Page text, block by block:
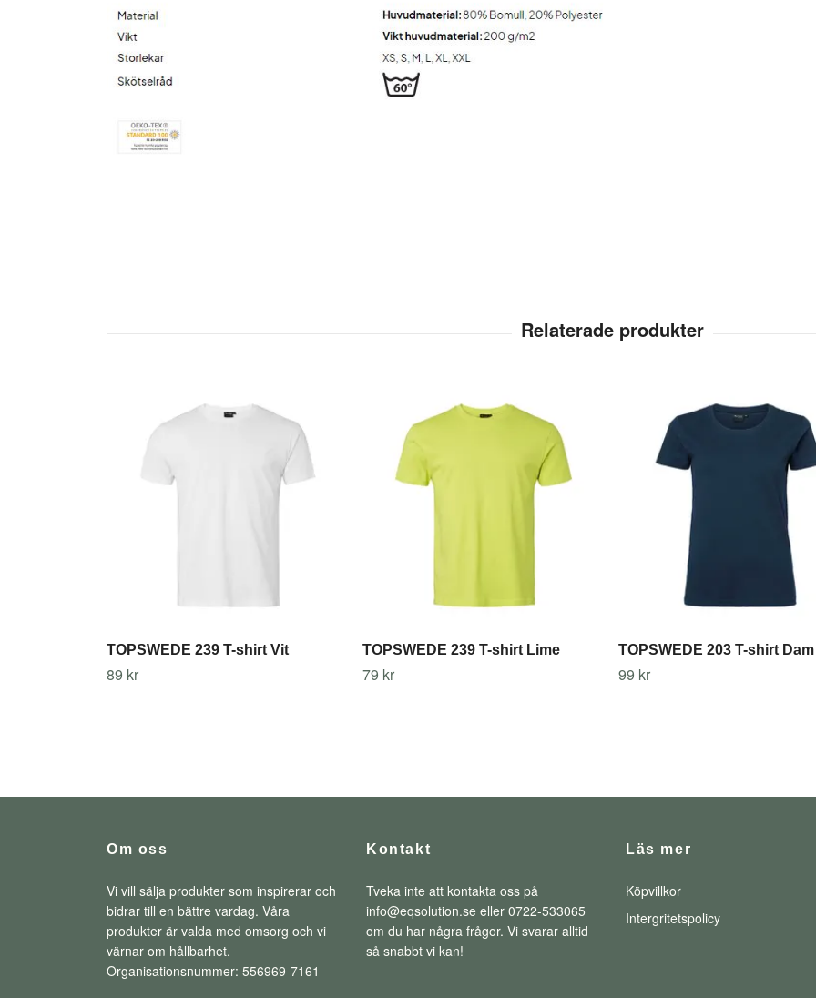
TOPSWEDE 239 T-shirt Vit
89 kr
TOPSWEDE 239 T-shirt Lime
79 kr
TOPSWEDE 203 T-shirt
99 kr
Om oss
Vi vill sälja produkter som inspirerar och
bidrar till en bättre vardag. Våra
produkter är valda med omsorg och vi
värnar om hållbarhet.
Organisationsnummer: 556969-7161
Kontakt
Tveka inte att kontakta oss på
info@eqsolution.se eller 0722-533065
om du har några frågor. Vi svarar alltid
så snabbt vi kan!
Läs mer
Köpvillkor
Intergritetspolicy